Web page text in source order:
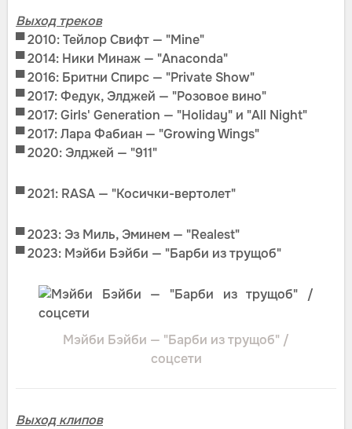
Выход треков
▀2010: Тейлор Свифт — "Mine"
▀2014: Ники Минаж — "Anaconda"
▀ 2016: Бритни Спирс — "Private Show"
▀ 2017: Федук, Элджей — "Розовое вино"
▀2017: Girls' Generation — "Holiday" и "All Night"
▀2017: Лара Фабиан — "Growing Wings"
▀ 2020: Элджей — "911"
▀ 2021: RASA — "Косички-вертолет"
▀ 2023: Эз Миль, Эминем — "Realest"
▀ 2023: Мэйби Бэйби — "Барби из трущоб"
Мэйби Бэйби — "Барби из трущоб" /
соцсети
Выход клипов